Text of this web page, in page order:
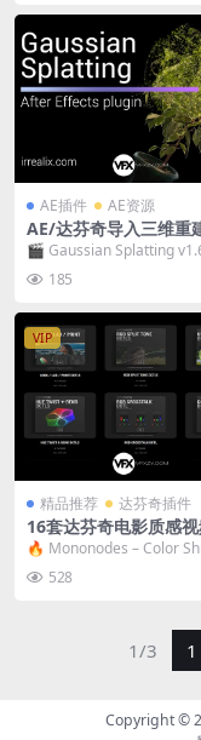
AE插件 AE资源
AE/达芬奇导入三维重
插件 Aescripts
atting V1.6.10 Win/
版 + 使用教程
🎬 Gaussian Splatting
185
VIP
精品推荐 达芬奇插件
16套达芬奇电影质感视
插件DCTL节点预设+中
教程 Mononodes –
ift DCTLS V4 /Utility
Grid/RGB Crosstalk/
lit/Clamp/Color
🔥 Mononodes – Color
528
1/3 1
Copyright ©